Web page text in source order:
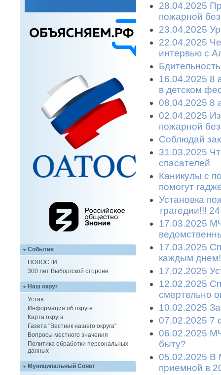
События
НОВОСТИ
300 лет Выборгской стороне
Наш округ
Устав
Информация об округе
Карта округа
Газета "Вестник нашего округа"
Вопросы местного значения
Политика обработки персональных
данных
Муниципальный Совет
28.04.2025
пожарной
23.04.2025
22.04.2025
интервью с
16.04.2025 8
в детском
08.04.2025 8
02.04.2025
пожарной
Соблюдай
31.03.2025
спасателей
Каникулы с
помогут
Установка
трагедии!!!
17.03.2025
17.03.2025
каждым днем!
17.02.2025
12.02.2025
смертельно
10.02.2025
07.02.2025 7
06.02.2025
быту?
05.02.2025 В
приемной в